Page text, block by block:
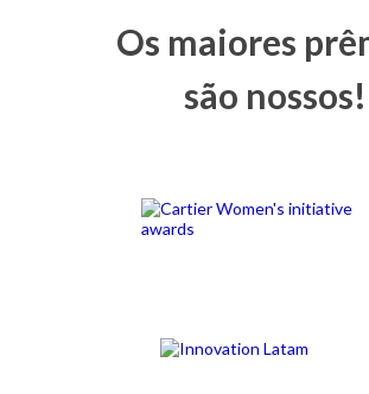
Os maiores
são nossos!